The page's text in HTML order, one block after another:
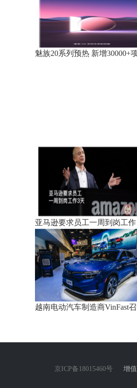
魅族20系列预热 新增30000+
亚马逊要求员工一周到岗工作
越南电动汽车制造商VinFast召
京ICP备18015460号 增值